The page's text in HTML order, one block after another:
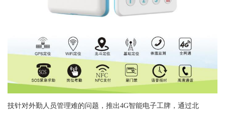
技针对外勤人员管理难的问题，推出4G智能电子工牌，通过北